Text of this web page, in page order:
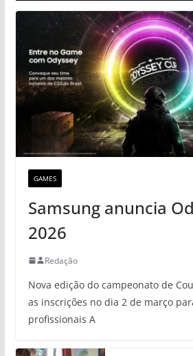
GAMES
Samsung anuncia
2026
Redação
Nova edição do campeonato de
as inscrições no dia 2 de março
profissionais A